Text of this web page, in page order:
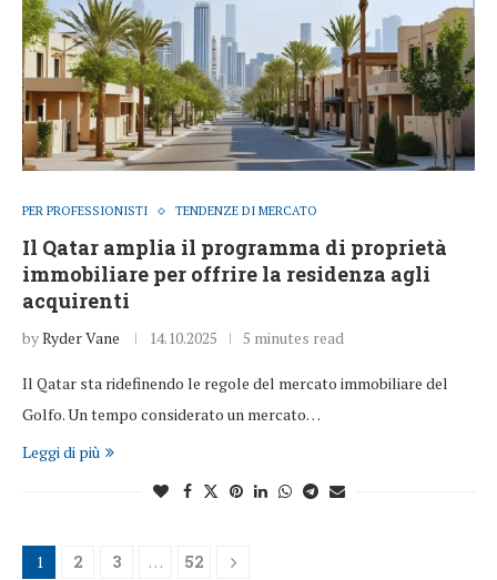
PER PROFESSIONISTI TENDENZE DI MERCATO
Il Qatar amplia il programma di proprietà
immobiliare per offrire la residenza agli
acquirenti
byRyder Vane 14.10.2025 5 minutes read
Il Qatar sta ridefinendo le regole del mercato immobiliare del
Golfo. Un tempo considerato un mercato…
Leggi di più
1 2 3 … 52